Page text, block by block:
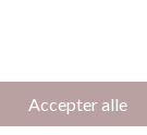
Bambus Natkjole, Desert Butterfly